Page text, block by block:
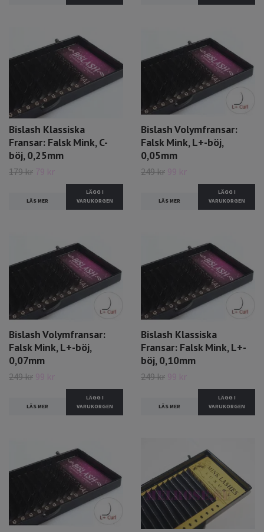
Bislash Klassiska
Fransar: Falsk Mink, C-
böj, 0,25mm
179 kr 79 kr
LÄS MER
LÄGG I
VARUKORGEN
Bislash Volymfransar:
Falsk Mink, L+-böj,
0,05mm
249 kr 99 kr
LÄS MER
LÄGG I
VARUKORGEN
Bislash Volymfransar:
Falsk Mink, L+-böj,
0,07mm
249 kr 99 kr
LÄS MER
LÄGG I
VARUKORGEN
Bislash Klassiska
Fransar: Falsk Mink, L+-
böj, 0,10mm
249 kr 99 kr
LÄS MER
LÄGG I
VARUKORGEN